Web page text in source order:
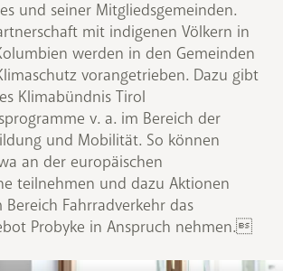
und seiner Mitgliedsgemeinden.
mit indigenen Völkern in
werden in den Gemeinden
vorangetrieben. Dazu gibt
Klimabündnis Tirol
v. a. im Bereich der
und Mobilität. So können
an der europäischen
teilnehmen und dazu Aktionen
Fahrradverkehr das
Probyke in Anspruch nehmen.